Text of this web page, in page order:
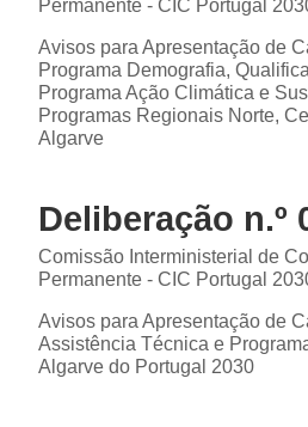
Permanente - CIC Portugal
Avisos para Apresentação de
Programa Demografia,
Programa Ação Climática e
Programas Regionais Norte,
Algarve
Deliberação n.º
Comissão Interministerial de
Permanente - CIC Portugal
Avisos para Apresentação de
Assistência Técnica e
Algarve do Portugal 2030